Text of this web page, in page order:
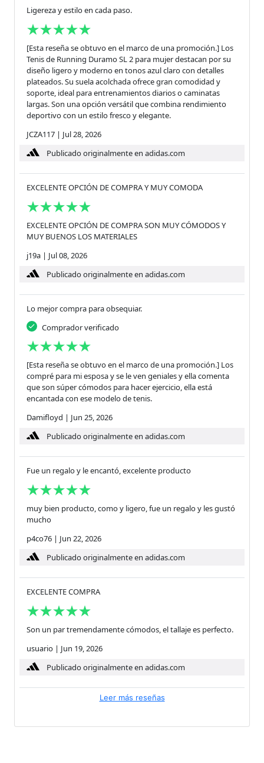
Ligereza y estilo en cada paso.
[Esta reseña se obtuvo en el marco de una promoción.] Los
Tenis de Running Duramo SL 2 para mujer destacan por su
diseño ligero y moderno en tonos azul claro con detalles
plateados. Su suela acolchada ofrece gran comodidad y
soporte, ideal para entrenamientos diarios o caminatas
largas. Son una opción versátil que combina rendimiento
deportivo con un estilo fresco y elegante.
JCZA117 | Jul 28, 2026
Publicado originalmente en adidas.com
EXCELENTE OPCIÓN DE COMPRA Y MUY COMODA
EXCELENTE OPCIÓN DE COMPRA SON MUY CÓMODOS Y
MUY BUENOS LOS MATERIALES
j19a | Jul 08, 2026
Publicado originalmente en adidas.com
Lo mejor compra para obsequiar.
Comprador verificado
[Esta reseña se obtuvo en el marco de una promoción.] Los
compré para mi esposa y se le ven geniales y ella comenta
que son súper cómodos para hacer ejercicio, ella está
encantada con ese modelo de tenis.
Damifloyd | Jun 25, 2026
Publicado originalmente en adidas.com
Fue un regalo y le encantó, excelente producto
muy bien producto, como y ligero, fue un regalo y les gustó
mucho
p4co76 | Jun 22, 2026
Publicado originalmente en adidas.com
EXCELENTE COMPRA
Son un par tremendamente cómodos, el tallaje es perfecto.
usuario | Jun 19, 2026
Publicado originalmente en adidas.com
Leer más reseñas